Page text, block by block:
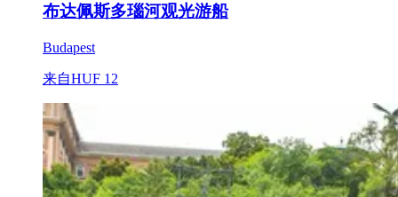
布达佩斯多瑙河观光游船
Budapest
来自HUF 12